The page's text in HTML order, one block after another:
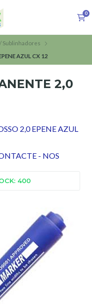
0
Sublinhadores
AZUL CX 12
2,0
2,0 EPENE AZUL
- NOS
400